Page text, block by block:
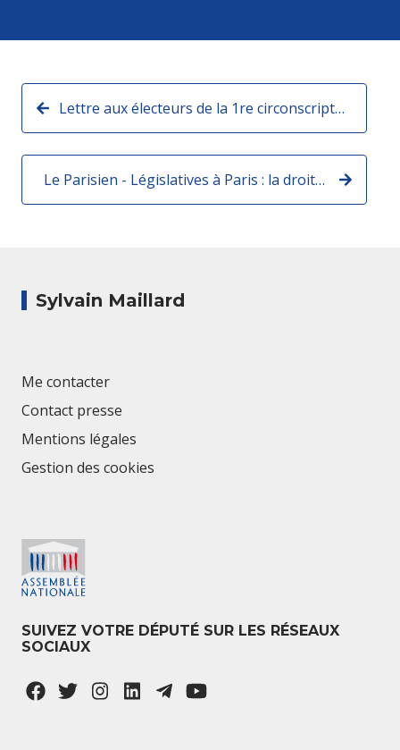
Lettre aux électeurs de la 1re circonscription de Paris
Le Parisien - Législatives à Paris : la droite sous tension dans la 1ere circonscription
Sylvain Maillard
Me contacter
Contact presse
Mentions légales
Gestion des cookies
SUIVEZ VOTRE DÉPUTÉ SUR LES RÉSEAUX
SOCIAUX